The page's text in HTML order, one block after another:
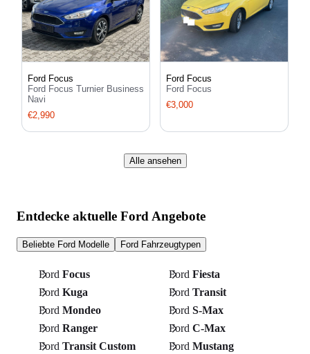
Ford Focus
Ford Focus Turnier Business
Navi
€2,990
Ford Focus
Ford Focus
€3,000
Alle ansehen
Entdecke aktuelle Ford Angebote
Beliebte Ford Modelle Ford Fahrzeugtypen
Ford Focus Ford Fiesta
Ford Kuga Ford Transit
Ford Mondeo Ford S-Max
Ford Ranger Ford C-Max
Ford Transit Custom Ford Mustang